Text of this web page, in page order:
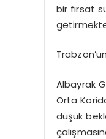
bir fırsat
Albayrak
Orta
düşük